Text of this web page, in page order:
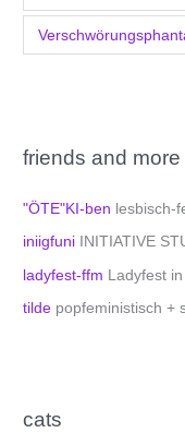
friends and more
"ÖTE"KI-ben lesbisch-
iniigfuni INITIATIVE
ladyfest-ffm Ladyfest
tilde popfeministisch +
cats